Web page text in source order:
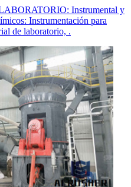
Instrumental y
Instrumentación para
de laboratorio, .